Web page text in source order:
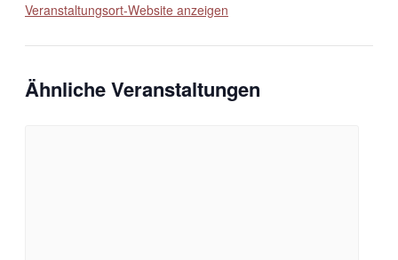
Veranstaltungsort-Website anzeigen
Ähnliche Veranstaltungen